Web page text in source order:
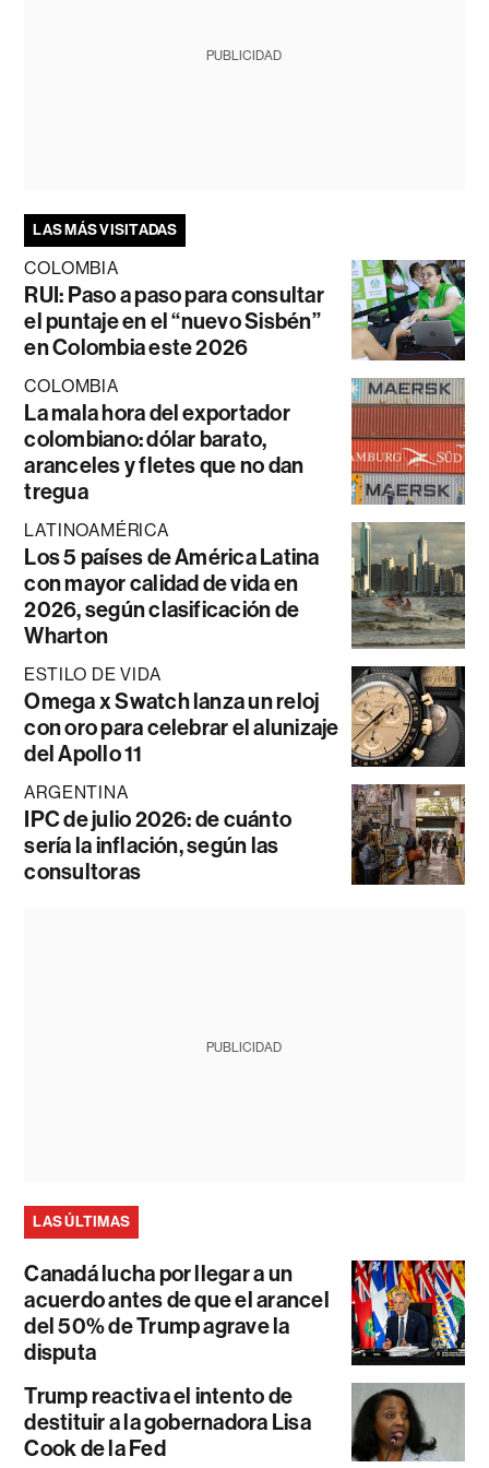
PUBLICIDAD
LAS MÁS VISITADAS
COLOMBIA
RUI: Paso a paso para consultar
el puntaje en el “nuevo Sisbén”
en Colombia este 2026
COLOMBIA
La mala hora del exportador
colombiano: dólar barato,
aranceles y fletes que no dan
tregua
LATINOAMÉRICA
Los 5 países de América Latina
con mayor calidad de vida en
2026, según clasificación de
Wharton
ESTILO DE VIDA
Omega x Swatch lanza un reloj
con oro para celebrar el alunizaje
del Apollo 11
ARGENTINA
IPC de julio 2026: de cuánto
sería la inflación, según las
consultoras
PUBLICIDAD
LAS ÚLTIMAS
Canadá lucha por llegar a un
acuerdo antes de que el arancel
del 50% de Trump agrave la
disputa
Trump reactiva el intento de
destituir a la gobernadora Lisa
Cook de la Fed